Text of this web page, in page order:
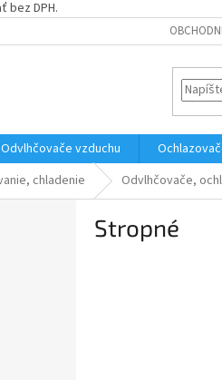
bez DPH.
Odvlhčovače vzduchu
chladenie Odvlhčovače,
Stropné